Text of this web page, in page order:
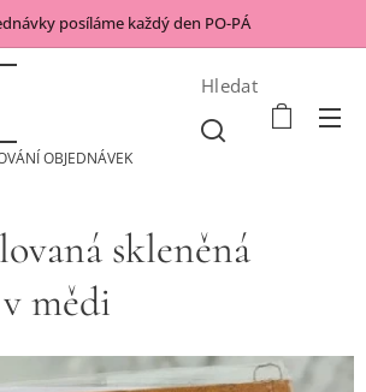
posíláme každý den PO-PÁ
OBJEDNÁVEK
Hledat
skleněná
mědi